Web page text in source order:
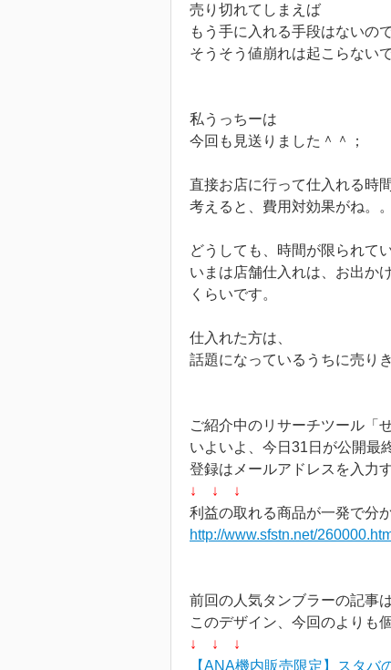
売り切れてしまえば
もう手に入れる手段はないので
そうそう値崩れは起こらない
私うっちーは
今回も見送りました＾＾；
直接お店に行って仕入れる時
考えると、費用対効果がね。。
どうしても、時間が限られて
いまは店舗仕入れは、お出か
くらいです。
仕入れた方は、
話題になっているうちに売り
ご紹介中のリサーチツール「
いよいよ、今日31日が公開最
登録はメールアドレスを入力
↓ ↓ ↓
利益の取れる商品が一発で分
http://www.sfstn.net/
前回の人気タンブラーの記事
このデザイン、今回のよりも
↓ ↓ ↓
【ANA機内販売限定】スタバ